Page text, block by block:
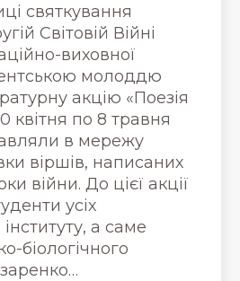
святкування
Світовій Війні
виховної
молоддю
акцію «Поезія
квітня по 8 травня
в мережу
віршів, написаних
війни. До цієї акції
усіх
а саме
біологічного